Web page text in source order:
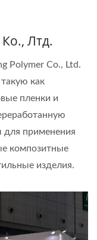
Лтд.
Polymer Co., Ltd.
как
пленки и
применения
композитные
изделия.